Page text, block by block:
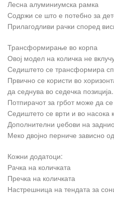
Лесна алуминиумска рамка
Содржи се што е потебно за
Прилагодливи рачки според
Трансформирање во корпа
Овој модел на количка не
Седиштето се трансформира
Првично се користи во
да седнува во седечка позиција.
Потпирачот за грбот може да
Седиштето се врти и во насока
Дополнителни џебови на
Меко двојно перниче зависно
Кожни додатоци:
Рачка на количката
Пречка на количката
Настрешница на тендата за